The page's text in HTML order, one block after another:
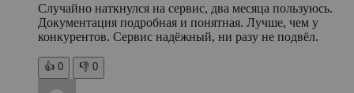
Случайно наткнулся на сервис, два месяца пользуюсь.
Документация подробная и понятная. Лучше, чем у
конкурентов. Сервис надёжный, ни разу не подвёл.
👍 0 👎 0